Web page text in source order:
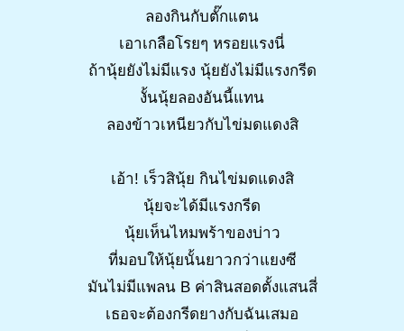
ลองกินกับตั๊กแตน
เอาเกลือโรยๆ หรอยแรงนี่
ถ้านุ้ยยังไม่มีแรง นุ้ยยังไม่มีแรงกรีด
งั้นนุ้ยลองอันนี้แทน
ลองข้าวเหนียวกับไข่มดแดงสิ
เอ้า! เร็วสินุ้ย กินไข่มดแดงสิ
นุ้ยจะได้มีแรงกรีด
นุ้ยเห็นไหมพร้าของบ่าว
ที่มอบให้นุ้ยนั้นยาวกว่าแยงซี
มันไม่มีแพลน B ค่าสินสอดตั้งแสนสี่
เธอจะต้องกรีดยางกับฉันเสมอ